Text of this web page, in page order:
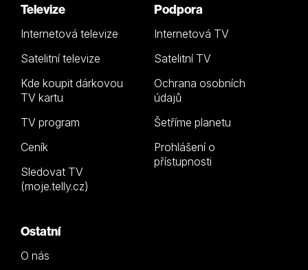
Televize
Internetová televize
Satelitní televize
Kde koupit dárkovou
TV kartu
TV program
Ceník
Sledovat TV
(moje.telly.cz)
Podpora
Internetová TV
Satelitní TV
Ochrana osobních
údajů
Šetříme planetu
Prohlášení o
přístupnosti
Ostatní
O nás